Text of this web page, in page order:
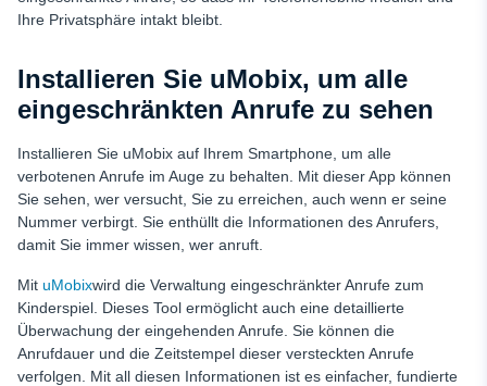
Ihre Privatsphäre intakt bleibt.
Installieren Sie uMobix, um alle
eingeschränkten Anrufe zu sehen
Installieren Sie uMobix auf Ihrem Smartphone, um alle
verbotenen Anrufe im Auge zu behalten. Mit dieser App können
Sie sehen, wer versucht, Sie zu erreichen, auch wenn er seine
Nummer verbirgt. Sie enthüllt die Informationen des Anrufers,
damit Sie immer wissen, wer anruft.
Mit uMobixwird die Verwaltung eingeschränkter Anrufe zum
Kinderspiel. Dieses Tool ermöglicht auch eine detaillierte
Überwachung der eingehenden Anrufe. Sie können die
Anrufdauer und die Zeitstempel dieser versteckten Anrufe
verfolgen. Mit all diesen Informationen ist es einfacher, fundierte